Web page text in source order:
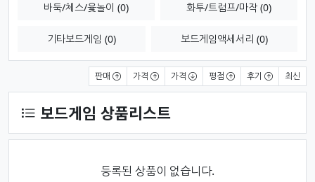
바둑/체스/윷놀이 (0) 화투/트럼프/마작 (0)
기타보드게임 (0) 보드게임액세서리 (0)
판매 가격 가격 평점 후기 최신
보드게임 상품리스트
등록된 상품이 없습니다.